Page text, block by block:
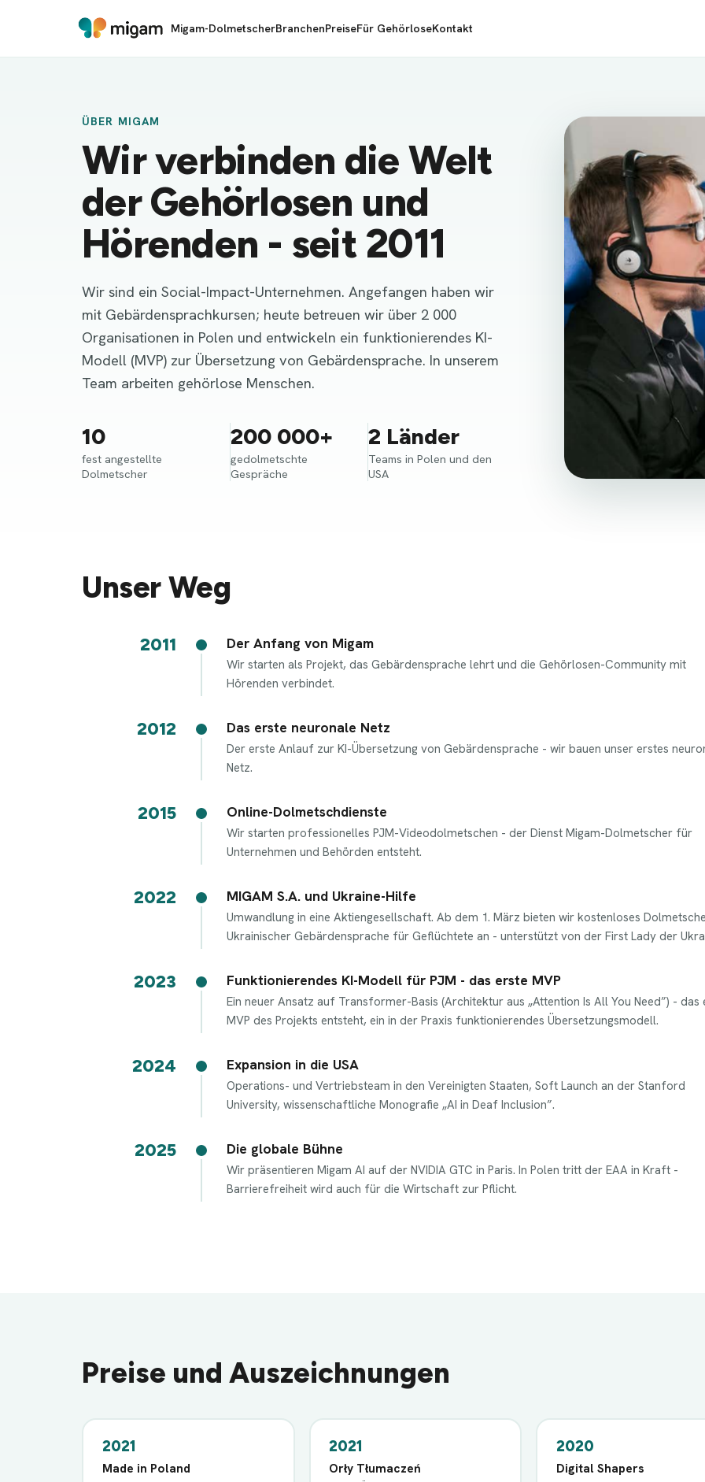
Migam-DolmetscherBranchenPreiseFür GehörloseKontakt
ÜBER MIGAM
Wir verbinden die Welt
der Gehörlosen und
Hörenden - seit 2011
Wir sind ein Social-Impact-Unternehmen. Angefangen haben wir
mit Gebärdensprachkursen; heute betreuen wir über 2 000
Organisationen in Polen und entwickeln ein funktionierendes KI-
Modell (MVP) zur Übersetzung von Gebärdensprache. In unserem
Team arbeiten gehörlose Menschen.
10
fest angestellte
Dolmetscher
200 000+
gedolmetschte
Gespräche
2 Länder
Teams in Polen und den
USA
Unser Weg
2011 Der Anfang von Migam
Wir starten als Projekt, das Gebärdensprache lehrt und die Gehörlosen-Community mit
Hörenden verbindet.
2012 Das erste neuronale Netz
Der erste Anlauf zur KI-Übersetzung von Gebärdensprache - wir bauen unser erstes
Netz.
2015 Online-Dolmetschdienste
Wir starten professionelles PJM-Videodolmetschen - der Dienst Migam-Dolmetscher für
Unternehmen und Behörden entsteht.
2022 MIGAM S.A. und Ukraine-Hilfe
Umwandlung in eine Aktiengesellschaft. Ab dem 1. März bieten wir kostenloses
Ukrainischer Gebärdensprache für Geflüchtete an - unterstützt von der First Lady der
2023 Funktionierendes KI-Modell für PJM - das erste MVP
Ein neuer Ansatz auf Transformer-Basis (Architektur aus „Attention Is All You Need”) - das
MVP des Projekts entsteht, ein in der Praxis funktionierendes Übersetzungsmodell.
2024 Expansion in die USA
Operations- und Vertriebsteam in den Vereinigten Staaten, Soft Launch an der Stanford
University, wissenschaftliche Monografie „AI in Deaf Inclusion”.
2025 Die globale Bühne
Wir präsentieren Migam AI auf der NVIDIA GTC in Paris. In Polen tritt der EAA in Kraft -
Barrierefreiheit wird auch für die Wirtschaft zur Pflicht.
Preise und Auszeichnungen
2021
Made in Poland
2021
Orły Tłumaczeń
2020
Digital Shapers